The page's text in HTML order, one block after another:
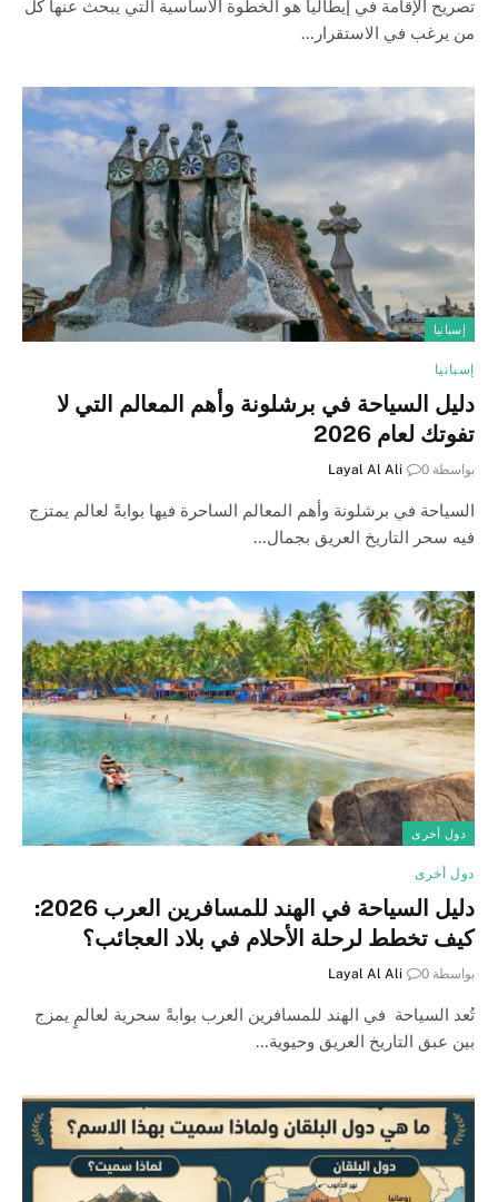
تصريح الإقامة في إيطاليا هو الخطوة الأساسية التي يبحث عنها كل
من يرغب في الاستقرار…
إسبانيا
إسبانيا
دليل السياحة في برشلونة وأهم المعالم التي لا
تفوتك لعام 2026
بواسطة Layal Al Ali 0
السياحة في برشلونة وأهم المعالم الساحرة فيها بوابةً لعالم يمتزج
فيه سحر التاريخ العريق بجمال…
دول أخرى
دول أخرى
دليل السياحة في الهند للمسافرين العرب 2026:
كيف تخطط لرحلة الأحلام في بلاد العجائب؟
بواسطة Layal Al Ali 0
تُعد السياحة في الهند للمسافرين العرب بوابةً سحرية لعالمٍ يمزج
بين عبق التاريخ العريق وحيوية…